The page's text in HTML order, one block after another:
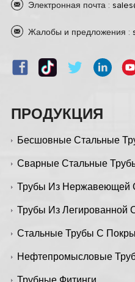
Электронная почта :
Жалобы и предложения :
ПРОДУКЦИЯ
Бесшовные Стальные
Сварные Стальные
Трубы Из Нержавеющей
Трубы Из Легированной
Стальные Трубы С
Нефтепромысловые